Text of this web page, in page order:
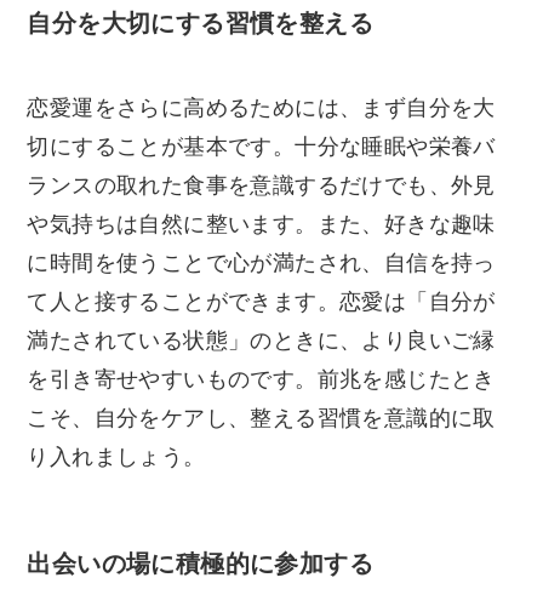
自分を大切にする習慣を整える
恋愛運をさらに高めるためには、まず自分を大
切にすることが基本です。十分な睡眠や栄養バ
ランスの取れた食事を意識するだけでも、外見
や気持ちは自然に整います。また、好きな趣味
に時間を使うことで心が満たされ、自信を持っ
て人と接することができます。恋愛は「自分が
満たされている状態」のときに、より良いご縁
を引き寄せやすいものです。前兆を感じたとき
こそ、自分をケアし、整える習慣を意識的に取
り入れましょう。
出会いの場に積極的に参加する